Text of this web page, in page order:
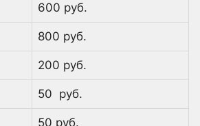
600 руб.
800 руб.
200 руб.
50 руб.
50 руб.